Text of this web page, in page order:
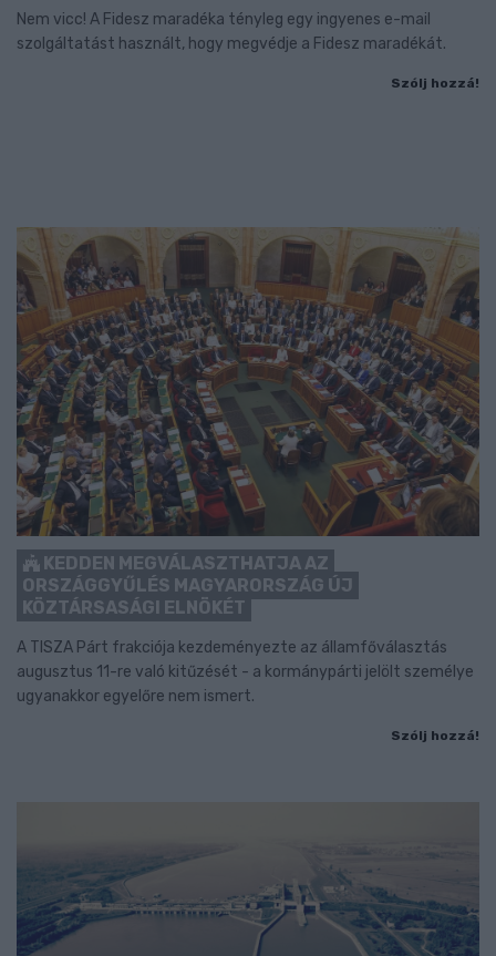
Nem vicc! A Fidesz maradéka tényleg egy ingyenes e-mail
szolgáltatást használt, hogy megvédje a Fidesz maradékát.
Szólj hozzá!
KEDDEN MEGVÁLASZTHATJA AZ
ORSZÁGGYŰLÉS MAGYARORSZÁG ÚJ
KÖZTÁRSASÁGI ELNÖKÉT
A TISZA Párt frakciója kezdeményezte az államfőválasztás
augusztus 11-re való kitűzését - a kormánypárti jelölt személye
ugyanakkor egyelőre nem ismert.
Szólj hozzá!